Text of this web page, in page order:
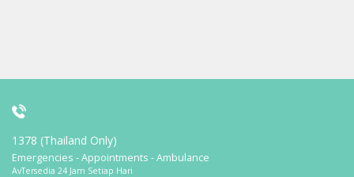
1378 (Thailand Only)
Emergencies - Appointments - Ambulance
AvTersedia 24 Jam Setiap Hari